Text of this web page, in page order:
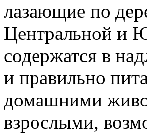
лазающие по
Центральной и
содержатся в
и правильно
домашними
взрослыми,